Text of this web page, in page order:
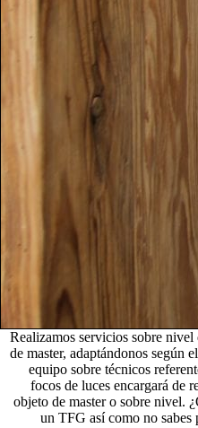
Realizamos servicios sobre
de master, adaptándonos según
equipo sobre técnicos
focos de luces encargará de
objeto de master o sobre nivel.
un TFG así­ como no sabes